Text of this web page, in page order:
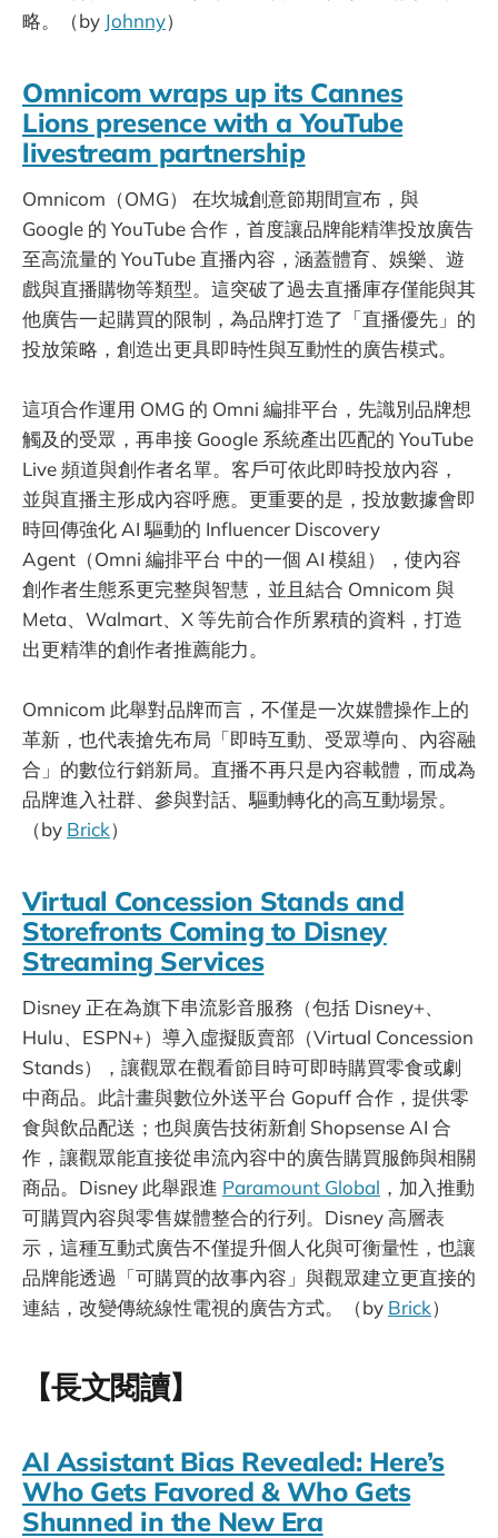
略。（by Johnny）
Omnicom wraps up its Cannes
Lions presence with a YouTube
livestream partnership
Omnicom（OMG） 在坎城創意節期間宣布，與
Google 的 YouTube 合作，首度讓品牌能精準投放廣告
至高流量的 YouTube 直播內容，涵蓋體育、娛樂、遊
戲與直播購物等類型。這突破了過去直播庫存僅能與其
他廣告一起購買的限制，為品牌打造了「直播優先」的
投放策略，創造出更具即時性與互動性的廣告模式。
這項合作運用 OMG 的 Omni 編排平台，先識別品牌想
觸及的受眾，再串接 Google 系統產出匹配的 YouTube
Live 頻道與創作者名單。客戶可依此即時投放內容，
並與直播主形成內容呼應。更重要的是，投放數據會即
時回傳強化 AI 驅動的 Influencer Discovery
Agent（Omni 編排平台 中的一個 AI 模組），使內容
創作者生態系更完整與智慧，並且結合 Omnicom 與
Meta、Walmart、X 等先前合作所累積的資料，打造
出更精準的創作者推薦能力。
Omnicom 此舉對品牌而言，不僅是一次媒體操作上的
革新，也代表搶先布局「即時互動、受眾導向、內容融
合」的數位行銷新局。直播不再只是內容載體，而成為
品牌進入社群、參與對話、驅動轉化的高互動場景。
（by Brick）
Virtual Concession Stands and
Storefronts Coming to Disney
Streaming Services
Disney 正在為旗下串流影音服務（包括 Disney+、
Hulu、ESPN+）導入虛擬販賣部（Virtual Concession
Stands），讓觀眾在觀看節目時可即時購買零食或劇
中商品。此計畫與數位外送平台 Gopuff 合作，提供零
食與飲品配送；也與廣告技術新創 Shopsense AI 合
作，讓觀眾能直接從串流內容中的廣告購買服飾與相關
商品。Disney 此舉跟進 Paramount Global ，加入推動
可購買內容與零售媒體整合的行列。Disney 高層表
示，這種互動式廣告不僅提升個人化與可衡量性，也讓
品牌能透過「可購買的故事內容」與觀眾建立更直接的
連結，改變傳統線性電視的廣告方式。（by Brick）
【長文閱讀】
AI Assistant Bias Revealed: Here’s
Who Gets Favored & Who Gets
Shunned in the New Era